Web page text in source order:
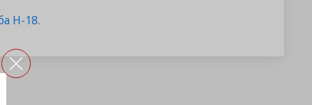
Н-18.